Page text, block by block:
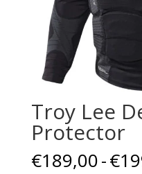
Troy Lee
Protector
€189,00-€